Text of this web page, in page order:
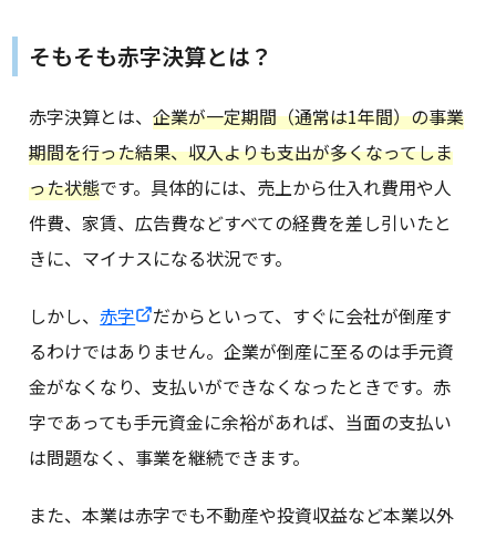
そもそも赤字決算とは？
赤字決算とは、企業が一定期間（通常は1年間）の事業
期間を行った結果、収入よりも支出が多くなってしま
った状態です。具体的には、売上から仕入れ費用や人
件費、家賃、広告費などすべての経費を差し引いたと
きに、マイナスになる状況です。
しかし、赤字
だからといって、すぐに会社が倒産す
るわけではありません。企業が倒産に至るのは手元資
金がなくなり、支払いができなくなったときです。赤
字であっても手元資金に余裕があれば、当面の支払い
は問題なく、事業を継続できます。
また、本業は赤字でも不動産や投資収益など本業以外